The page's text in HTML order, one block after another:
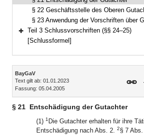
§ 22 Geschäftsstelle des Oberen
§ 23 Anwendung der Vorschriften über
Bereich erweitern
Teil 3 Schlussvorschriften (§§ 24–25)
[Schlussformel]
Inhalt
BayGaV
Text gilt ab: 01.01.2023
Fassung: 05.04.2005
§ 21 Entschädigung der Gutachter
(1) 1 Die Gutachter erhalten für ihre
Entschädigung nach Abs. 2. 2§ 7